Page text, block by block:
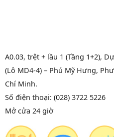
A0.03, trệt + lầu 1 (Tầng 1+2),
(Lô MD4-4) – Phú Mỹ Hưng,
Chí Minh.
Số điện thoại: (028) 3722 5226
Mở cửa 24 giờ